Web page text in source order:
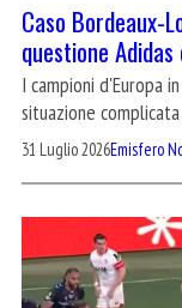
Caso Bordeaux-
questione
I campioni d'Europa
situazione complicata
31 Luglio 2026Emisfero